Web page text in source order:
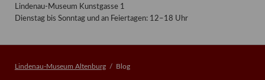
Lindenau-Museum Kunstgasse 1
Dienstag bis Sonntag und an Feiertagen: 12–18 Uhr
Lindenau-Museum Altenburg Blog